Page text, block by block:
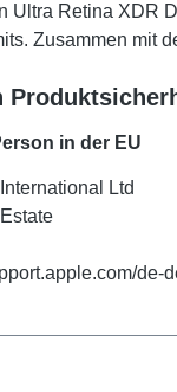
Ultra Retina XDR
Zusammen mit
in der EU
Ltd
de-